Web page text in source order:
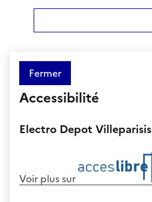
Fermer
Accessibilité
Electro Depot Villeparisis
Voir plus sur